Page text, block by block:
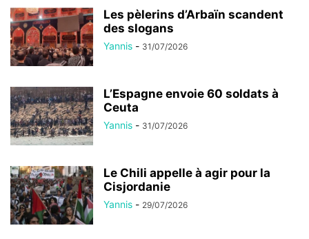
Les pèlerins d’Arbaïn scandent
des slogans
Yannis - 31/07/2026
L’Espagne envoie 60 soldats à
Ceuta
Yannis - 31/07/2026
Le Chili appelle à agir pour la
Cisjordanie
Yannis - 29/07/2026